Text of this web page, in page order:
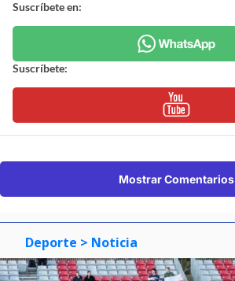
Suscríbete en:
Suscríbete:
Mostrar Comentarios
Deporte > Noticia